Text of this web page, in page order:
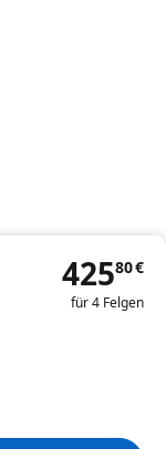
42580€
für 4 Felgen